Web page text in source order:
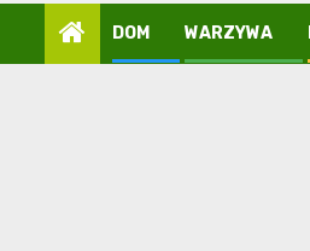
DOM WARZYWA